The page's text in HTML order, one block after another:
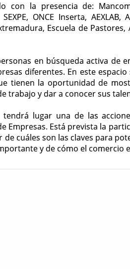
con la presencia de:
ONCE Inserta,
Escuela de
en búsqueda activa de
diferentes. En este
tienen la oportunidad de
trabajo y dar a conocer sus
lugar una de las
Empresas. Está prevista la
de cuáles son las claves para
y de cómo el comercio